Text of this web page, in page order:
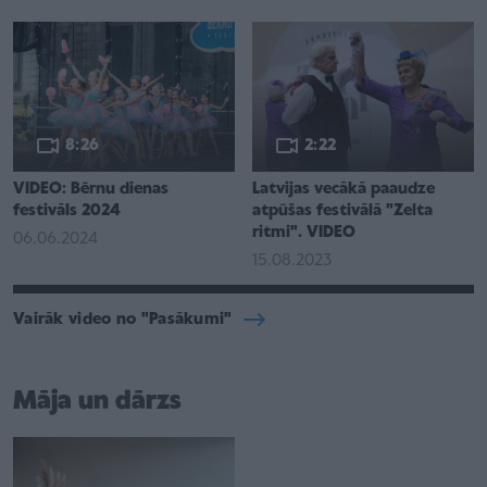
8:26
VIDEO: Bērnu dienas
festivāls 2024
06.06.2024
2:22
Latvijas vecākā paaudze
atpūšas festivālā "Zelta
ritmi". VIDEO
15.08.2023
Vairāk video no "Pasākumi"
Māja un dārzs